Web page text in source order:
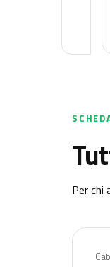
Per chi